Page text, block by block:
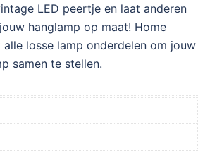
LED peertje en laat anderen
hanglamp op maat! Home
losse lamp onderdelen om jouw
samen te stellen.